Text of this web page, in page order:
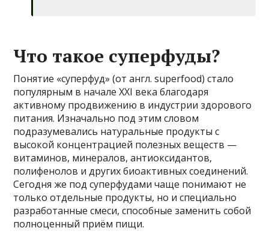
Что такое суперфуды?
Понятие «суперфуд» (от англ. superfood) стало
популярным в начале XXI века благодаря
активному продвижению в индустрии здорового
питания. Изначально под этим словом
подразумевались натуральные продукты с
высокой концентрацией полезных веществ —
витаминов, минералов, антиоксидантов,
полифенолов и других биоактивных соединений.
Сегодня же под суперфудами чаще понимают не
только отдельные продукты, но и специально
разработанные смеси, способные заменить собой
полноценный приём пищи.